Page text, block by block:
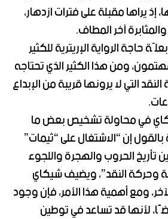
يراها مقبلة على فترات ازدهار،
آخر المطاف.
حاجة الرواية الإريترية للكثير
ومن هذا الكثير الذي تحتاجه
التي لا يرونها قريبة من الإبداع
في محاولة تشخيص بعض ما
بالقول إن “الاشتغال على “ثيمات”
الحروب والهجرة واللجوء
وحركة النقد”، ويضيف شيكاي
ومع أهمية هذا الأمر، فإن وجود
لأنها قد تساعد في توطين